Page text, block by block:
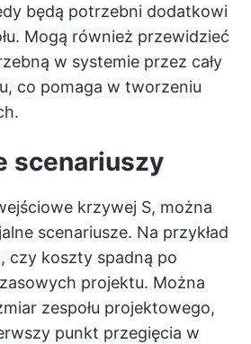
będą potrzebni dodatkowi
Mogą również przewidzieć
w systemie przez cały
co pomaga w tworzeniu
scenariuszy
krzywej S, można
scenariusze. Na przykład
czy koszty spadną po
projektu. Można
zespołu projektowego,
punkt przegięcia w